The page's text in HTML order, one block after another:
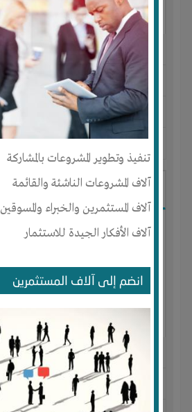
تنفيذ وتطوير المشروعات بالمشاركة
آلاف المشروعات الناشئة والقائمة
آلاف المستثمرين والخبراء والمسوقين
آلاف الأفكار الجيدة للاستثمار
انضم إلى آلاف المستثمرين
النوع :التسويق عن بعد
العنوان :السعودية-تبوك تبوك
يحتاج إلي :تسويق
زيت زيتون فلسطيني بكر بلدي
النوع :الزيوت والدهون النباتية
العنوان : السعودية تبوك- تبوك